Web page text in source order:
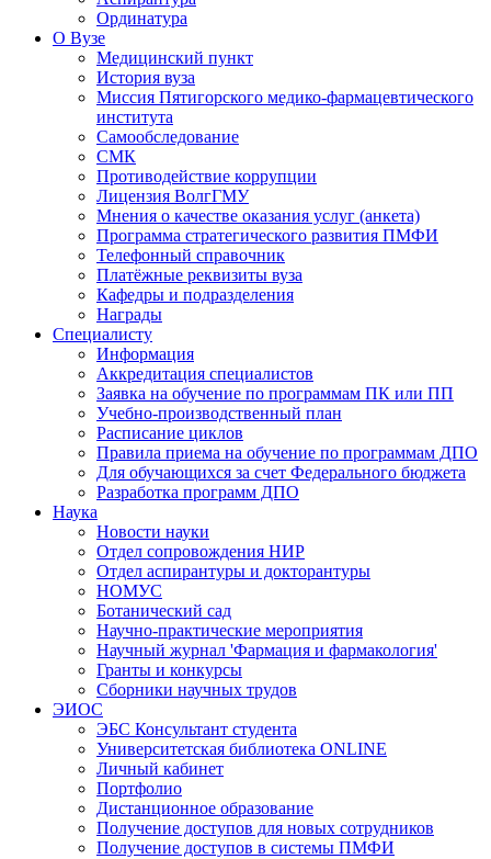
Ординатура
О Вузе
Медицинский пункт
История вуза
Миссия Пятигорского медико-фармацевтического
института
Самообследование
СМК
Противодействие коррупции
Лицензия ВолгГМУ
Мнения о качестве оказания услуг (анкета)
Программа стратегического развития ПМФИ
Телефонный справочник
Платёжные реквизиты вуза
Кафедры и подразделения
Награды
Специалисту
Информация
Аккредитация специалистов
Заявка на обучение по программам ПК или ПП
Учебно-производственный план
Расписание циклов
Правила приема на обучение по программам ДПО
Для обучающихся за счет Федерального бюджета
Разработка программ ДПО
Наука
Новости науки
Отдел сопровождения НИР
Отдел аспирантуры и докторантуры
НОМУС
Ботанический сад
Научно-практические мероприятия
Научный журнал 'Фармация и фармакология'
Гранты и конкурсы
Сборники научных трудов
ЭИОС
ЭБС Консультант студента
Университетская библиотека ONLINE
Личный кабинет
Портфолио
Дистанционное образование
Получение доступов для новых сотрудников
Получение доступов в системы ПМФИ